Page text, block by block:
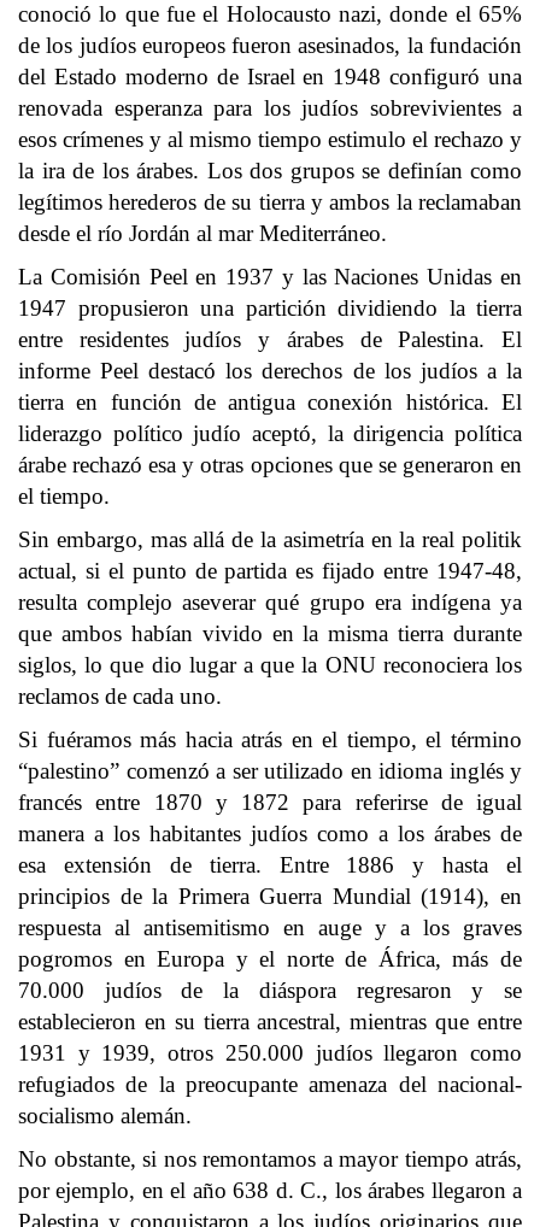
conoció lo que fue el Holocausto nazi, donde el 65%
de los judíos europeos fueron asesinados, la fundación
del Estado moderno de Israel en 1948 configuró una
renovada esperanza para los judíos sobrevivientes a
esos crímenes y al mismo tiempo estimulo el rechazo y
la ira de los árabes. Los dos grupos se definían como
legítimos herederos de su tierra y ambos la reclamaban
desde el río Jordán al mar Mediterráneo.
La Comisión Peel en 1937 y las Naciones Unidas en
1947 propusieron una partición dividiendo la tierra
entre residentes judíos y árabes de Palestina. El
informe Peel destacó los derechos de los judíos a la
tierra en función de antigua conexión histórica. El
liderazgo político judío aceptó, la dirigencia política
árabe rechazó esa y otras opciones que se generaron en
el tiempo.
Sin embargo, mas allá de la asimetría en la real politik
actual, si el punto de partida es fijado entre 1947-48,
resulta complejo aseverar qué grupo era indígena ya
que ambos habían vivido en la misma tierra durante
siglos, lo que dio lugar a que la ONU reconociera los
reclamos de cada uno.
Si fuéramos más hacia atrás en el tiempo, el término
“palestino” comenzó a ser utilizado en idioma inglés y
francés entre 1870 y 1872 para referirse de igual
manera a los habitantes judíos como a los árabes de
esa extensión de tierra. Entre 1886 y hasta el
principios de la Primera Guerra Mundial (1914), en
respuesta al antisemitismo en auge y a los graves
pogromos en Europa y el norte de África, más de
70.000 judíos de la diáspora regresaron y se
establecieron en su tierra ancestral, mientras que entre
1931 y 1939, otros 250.000 judíos llegaron como
refugiados de la preocupante amenaza del nacional-
socialismo alemán.
No obstante, si nos remontamos a mayor tiempo atrás,
por ejemplo, en el año 638 d. C., los árabes llegaron a
Palestina y conquistaron a los judíos originarios que